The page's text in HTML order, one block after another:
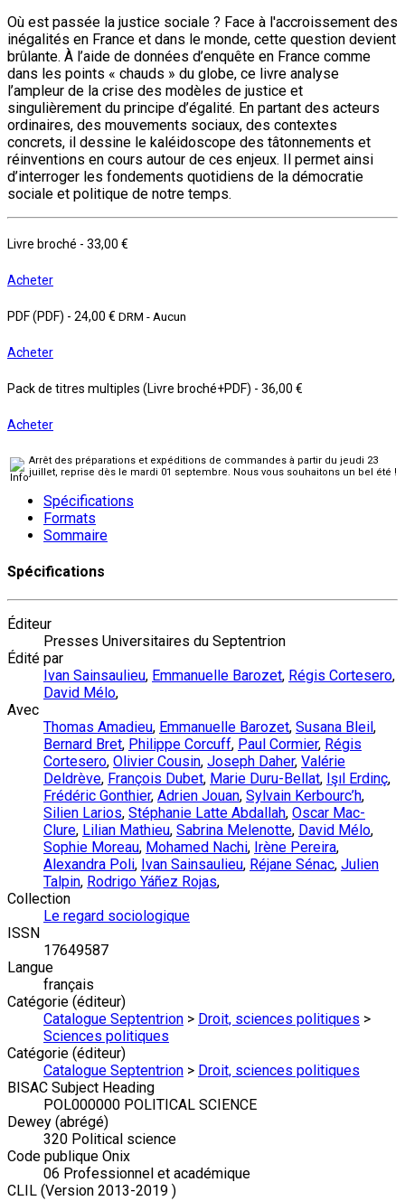
Où est passée la justice sociale ? Face à l'accroissement des
inégalités en France et dans le monde, cette question devient
brûlante. À l’aide de données d’enquête en France comme
dans les points « chauds » du globe, ce livre analyse
l’ampleur de la crise des modèles de justice et
singulièrement du principe d’égalité. En partant des acteurs
ordinaires, des mouvements sociaux, des contextes
concrets, il dessine le kaléidoscope des tâtonnements et
réinventions en cours autour de ces enjeux. Il permet ainsi
d’interroger les fondements quotidiens de la démocratie
sociale et politique de notre temps.
Livre broché - 33,00 €
Acheter
PDF (PDF) - 24,00 € DRM - Aucun
Acheter
Pack de titres multiples (Livre broché+PDF) - 36,00 €
Acheter
Arrêt des préparations et expéditions de commandes à partir du jeudi 23
juillet, reprise dès le mardi 01 septembre. Nous vous souhaitons un bel été !
Spécifications
Formats
Sommaire
Spécifications
Éditeur
Presses Universitaires du Septentrion
Édité par
Ivan Sainsaulieu, Emmanuelle Barozet, Régis Cortesero,
David Mélo,
Avec
Thomas Amadieu, Emmanuelle Barozet, Susana Bleil ,
Bernard Bret, Philippe Corcuff, Paul Cormier, Régis
Cortesero, Olivier Cousin, Joseph Daher, Valérie
Deldrève, François Dubet, Marie Duru-Bellat, Işıl Erdinç,
Frédéric Gonthier, Adrien Jouan, Sylvain Kerbourc’h,
Silien Larios, Stéphanie Latte Abdallah, Oscar Mac-
Clure, Lilian Mathieu, Sabrina Melenotte, David Mélo,
Sophie Moreau, Mohamed Nachi, Irène Pereira,
Alexandra Poli, Ivan Sainsaulieu, Réjane Sénac, Julien
Talpin, Rodrigo Yáñez Rojas,
Collection
Le regard sociologique
ISSN
17649587
Langue
français
Catégorie (éditeur)
Catalogue Septentrion > Droit, sciences politiques >
Sciences politiques
Catégorie (éditeur)
Catalogue Septentrion > Droit, sciences politiques
BISAC Subject Heading
POL000000 POLITICAL SCIENCE
Dewey (abrégé)
320 Political science
Code publique Onix
06 Professionnel et académique
CLIL (Version 2013-2019 )